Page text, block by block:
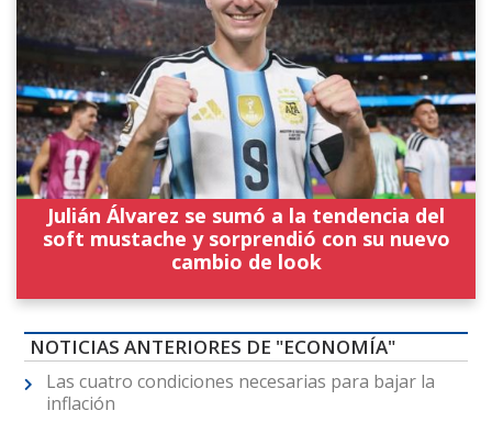
Julián Álvarez se sumó a la tendencia del
soft mustache y sorprendió con su nuevo
cambio de look
NOTICIAS ANTERIORES DE "ECONOMÍA"
Las cuatro condiciones necesarias para bajar la
inflación